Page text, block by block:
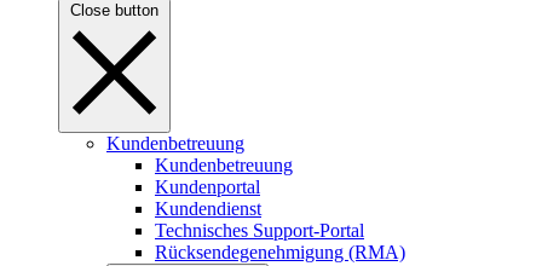
Close button
Kundenbetreuung
Kundenbetreuung
Kundenportal
Kundendienst
Technisches Support-Portal
Rücksendegenehmigung (RMA)